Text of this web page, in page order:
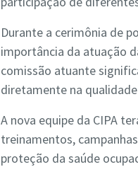
Durante a cerimônia de
importância da atuação
comissão atuante
diretamente na
A nova equipe da CIPA
treinamentos,
proteção da saúde